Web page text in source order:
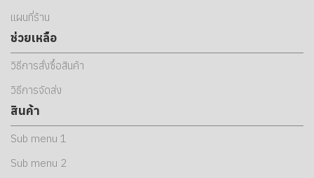
แผนที่ร้าน
ช่วยเหลือ
วิธีการสั่งซื้อสินค้า
วิธีการจัดส่ง
สินค้า
Sub menu 1
Sub menu 2